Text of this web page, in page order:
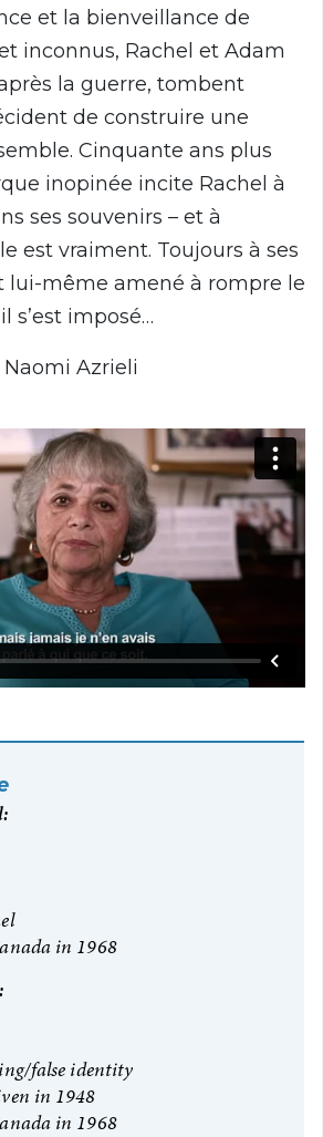
et la bienveillance de
inconnus, Rachel et Adam
la guerre, tombent
de construire une
Cinquante ans plus
inopinée incite Rachel à
ses souvenirs – et à
est vraiment. Toujours à ses
lui-même amené à rompre le
s’est imposé…
Azrieli
in 1968
false identity
in 1948
in 1968